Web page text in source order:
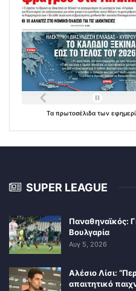
Τα πρωτοσέλιδα των
SUPER LEAGUE
Παναθηναϊκός:
Βουλγαρία
Αυγ 5, 2026
Αλέσιο Λίσι:
απαιτητικό